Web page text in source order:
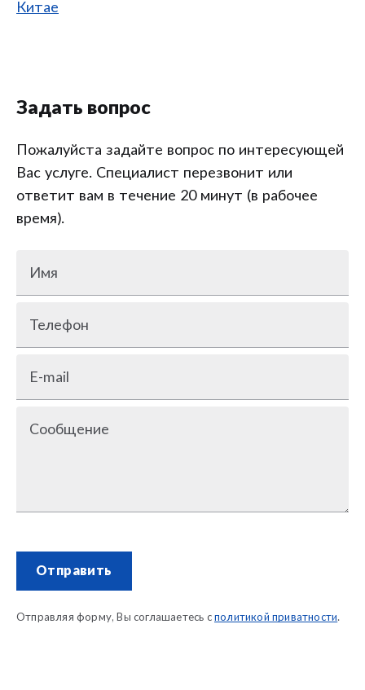
Китае
Задать вопрос
Пожалуйста задайте вопрос по интересующей
Вас услуге. Специалист перезвонит или
ответит вам в течение 20 минут (в рабочее
время).
Имя
Телефон
E-mail
Сообщение
Отправить
Отправляя форму, Вы соглашаетесь с политикой приватности.